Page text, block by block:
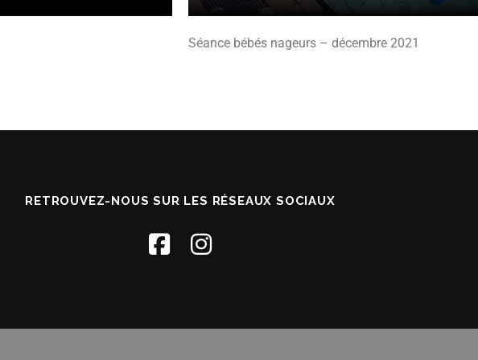
Séance bébés nageurs – décembre 2021
RETROUVEZ-NOUS SUR LES RÉSEAUX SOCIAUX